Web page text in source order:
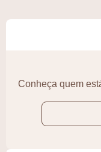
Conheça quem